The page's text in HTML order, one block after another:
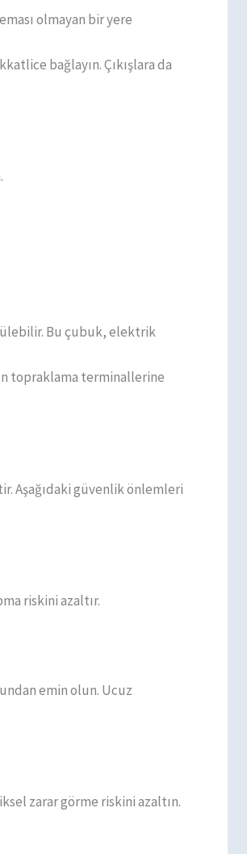
olmayan bir yere
bağlayın. Çıkışlara da
Bu çubuk, elektrik
topraklama terminallerine
Aşağıdaki güvenlik önlemleri
riskini azaltır.
emin olun. Ucuz
zarar görme riskini azaltın.